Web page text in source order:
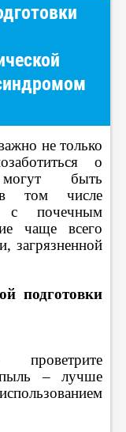
не только
о
могут быть
в том числе
с почечным
чаще всего
загрязненной
подготовки
– лучше